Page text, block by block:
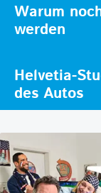
Warum
werden
Helvetia-
des Autos